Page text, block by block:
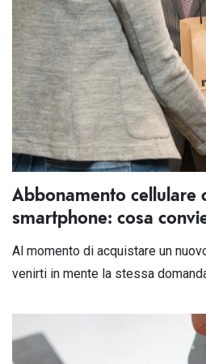
Abbonamento cellulare
smartphone: cosa
Al momento di acquistare un
venirti in mente la stessa